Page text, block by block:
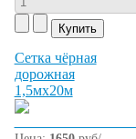
Сетка чёрная
дорожная
1,5мх20м